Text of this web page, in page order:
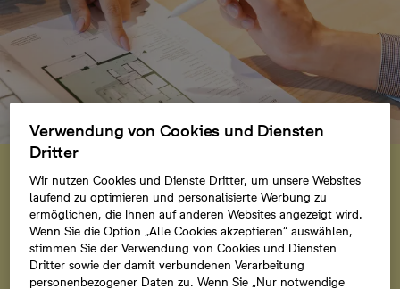
Einladung
Besichtigungstag am
06.09.2026
Entdecken Sie von 10 bis 13 Uhr das neue Quartier bei
einer Tour und lassen Sie sich vor Ort persönlich
Verwendung von Cookies und Diensten
Dritter
Wir nutzen Cookies und Dienste Dritter, um unsere Websites
laufend zu optimieren und personalisierte Werbung zu
ermöglichen, die Ihnen auf anderen Websites angezeigt wird.
Wenn Sie die Option „Alle Cookies akzeptieren“ auswählen,
stimmen Sie der Verwendung von Cookies und Diensten
Dritter sowie der damit verbundenen Verarbeitung
personenbezogener Daten zu. Wenn Sie „Nur notwendige